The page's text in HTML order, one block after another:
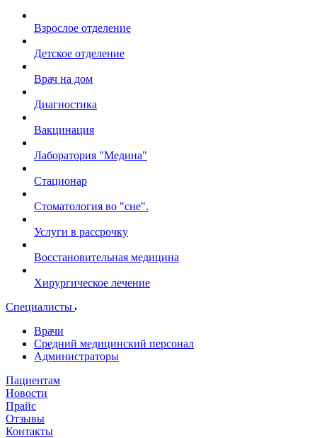
Взрослое отделение
Детское отделение
Врач на дом
Диагностика
Вакцинация
Лаборатория "Медина"
Стационар
Стоматология во "сне".
Услуги в рассрочку
Восстановительная медицина
Хирургическое лечение
Специалисты
Врачи
Средний медицинский персонал
Администраторы
Пациентам
Новости
Прайс
Отзывы
Контакты